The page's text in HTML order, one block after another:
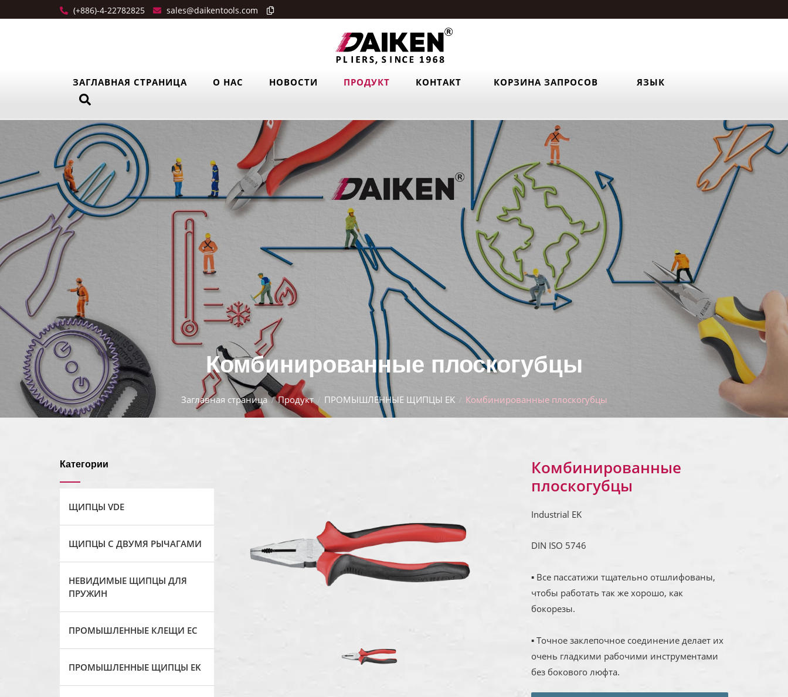
(+886)-4-22782825 sales@daikentools.com
ЗАГЛАВНАЯ СТРАНИЦА О НАС НОВОСТИ ПРОДУКТ КОНТАКТ КОРЗИНА ЗАПРОСОВ ЯЗЫК
Комбинированные плоскогубцы
Заглавная страница Продукт ПРОМЫШЛЕННЫЕ ЩИПЦЫ EK Комбинированные плоскогубцы
Категории
ЩИПЦЫ VDE
ЩИПЦЫ С ДВУМЯ РЫЧАГАМИ
НЕВИДИМЫЕ ЩИПЦЫ ДЛЯ
ПРУЖИН
ПРОМЫШЛЕННЫЕ КЛЕЩИ ЕС
ПРОМЫШЛЕННЫЕ ЩИПЦЫ EK
Комбинированные
плоскогубцы
Industrial EK
DIN ISO 5746
▪ Все пассатижи тщательно отшлифованы,
чтобы работать так же хорошо, как
бокорезы.
▪ Точное заклепочное соединение делает их
очень гладкими рабочими инструментами
без бокового люфта.